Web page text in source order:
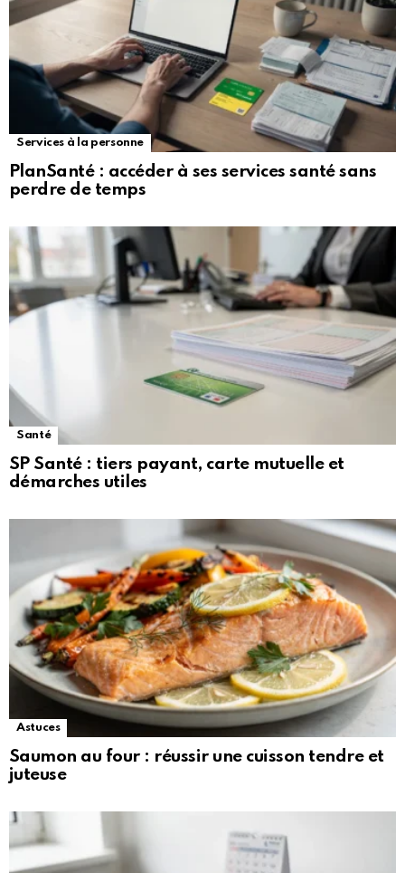
Services à la personne
PlanSanté : accéder à ses services santé sans
perdre de temps
Santé
SP Santé : tiers payant, carte mutuelle et
démarches utiles
Astuces
Saumon au four : réussir une cuisson tendre et
juteuse